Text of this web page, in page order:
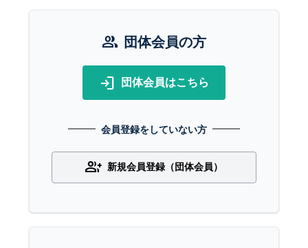
group 団体会員の方
login 団体会員はこちら
会員登録をしていない方
group_add 新規会員登録（団体会員）